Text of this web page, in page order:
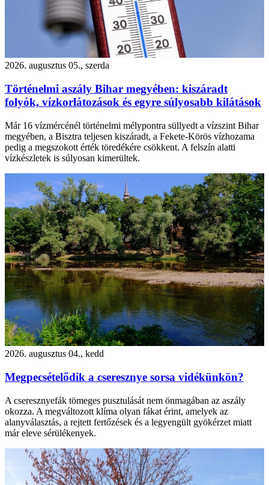
2026. augusztus 05., szerda
Történelmi aszály Bihar megyében: kiszáradt
folyók, vízkorlátozások és egyre súlyosabb kilátások
Már 16 vízmércénél történelmi mélypontra süllyedt a vízszint Bihar
megyében, a Bisztra teljesen kiszáradt, a Fekete-Körös vízhozama
pedig a megszokott érték töredékére csökkent. A felszín alatti
vízkészletek is súlyosan kimerültek.
2026. augusztus 04., kedd
Megpecsételődik a cseresznye sorsa vidékünkön?
A cseresznyefák tömeges pusztulását nem önmagában az aszály
okozza. A megváltozott klíma olyan fákat érint, amelyek az
alanyválasztás, a rejtett fertőzések és a legyengült gyökérzet miatt
már eleve sérülékenyek.